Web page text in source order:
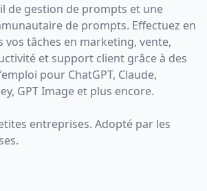
de gestion de prompts et une
de prompts. Effectuez en
vos tâches en marketing, vente,
et support client grâce à des
pour ChatGPT, Claude,
GPT Image et plus encore.
entreprises. Adopté par les